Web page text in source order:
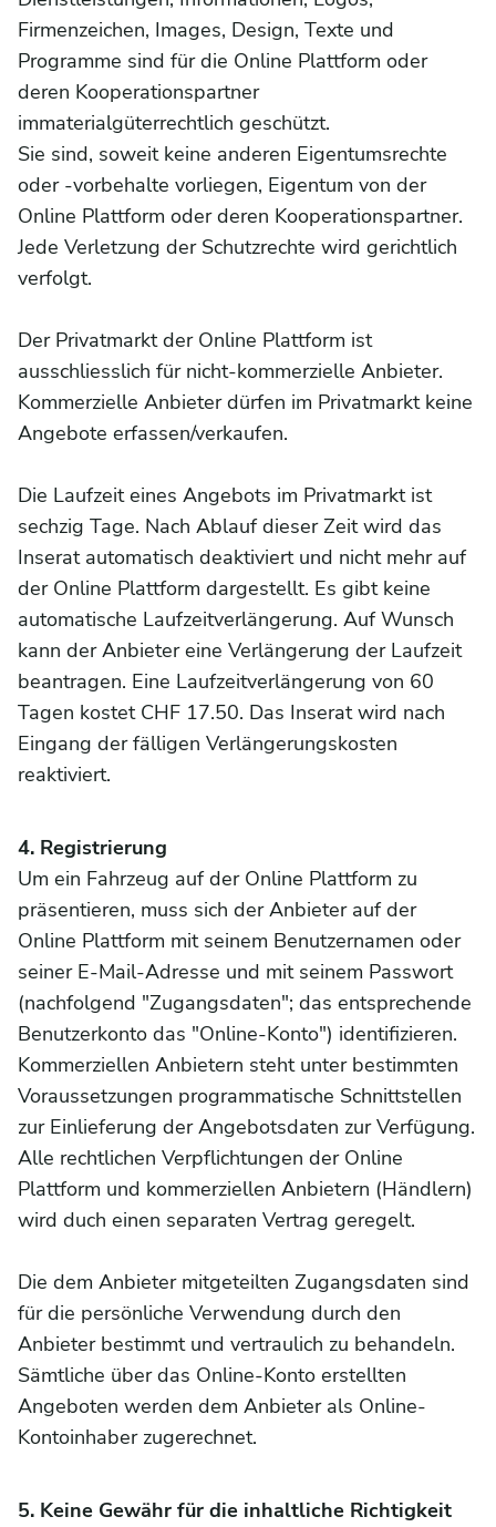
Firmenzeichen, Images, Design, Texte und
Programme sind für die Online Plattform oder
deren Kooperationspartner
immaterialgüterrechtlich geschützt.
Sie sind, soweit keine anderen Eigentumsrechte
oder -vorbehalte vorliegen, Eigentum von der
Online Plattform oder deren Kooperationspartner.
Jede Verletzung der Schutzrechte wird gerichtlich
verfolgt.
Der Privatmarkt der Online Plattform ist
ausschliesslich für nicht-kommerzielle Anbieter.
Kommerzielle Anbieter dürfen im Privatmarkt keine
Angebote erfassen/verkaufen.
Die Laufzeit eines Angebots im Privatmarkt ist
sechzig Tage. Nach Ablauf dieser Zeit wird das
Inserat automatisch deaktiviert und nicht mehr auf
der Online Plattform dargestellt. Es gibt keine
automatische Laufzeitverlängerung. Auf Wunsch
kann der Anbieter eine Verlängerung der Laufzeit
beantragen. Eine Laufzeitverlängerung von 60
Tagen kostet CHF 17.50. Das Inserat wird nach
Eingang der fälligen Verlängerungskosten
reaktiviert.
4. Registrierung
Um ein Fahrzeug auf der Online Plattform zu
präsentieren, muss sich der Anbieter auf der
Online Plattform mit seinem Benutzernamen oder
seiner E-Mail-Adresse und mit seinem Passwort
(nachfolgend "Zugangsdaten"; das entsprechende
Benutzerkonto das "Online-Konto") identifizieren.
Kommerziellen Anbietern steht unter bestimmten
Voraussetzungen programmatische Schnittstellen
zur Einlieferung der Angebotsdaten zur Verfügung.
Alle rechtlichen Verpflichtungen der Online
Plattform und kommerziellen Anbietern (Händlern)
wird duch einen separaten Vertrag geregelt.
Die dem Anbieter mitgeteilten Zugangsdaten sind
für die persönliche Verwendung durch den
Anbieter bestimmt und vertraulich zu behandeln.
Sämtliche über das Online-Konto erstellten
Angeboten werden dem Anbieter als Online-
Kontoinhaber zugerechnet.
5. Keine Gewähr für die inhaltliche Richtigkeit